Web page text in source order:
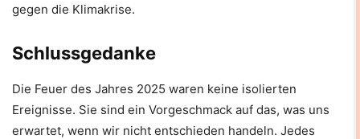
gegen die Klimakrise.
Schlussgedanke
Die Feuer des Jahres 2025 waren keine isolierten
Ereignisse. Sie sind ein Vorgeschmack auf das, was uns
erwartet, wenn wir nicht entschieden handeln. Jedes